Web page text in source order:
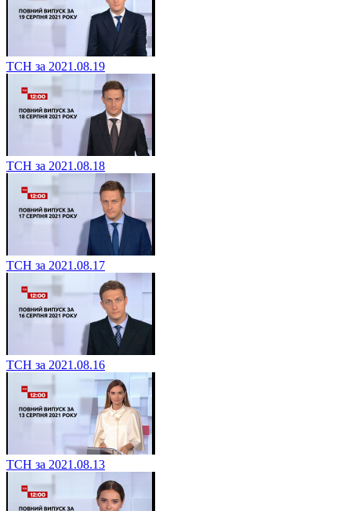
ТСН за 2021.08.19
ТСН за 2021.08.18
ТСН за 2021.08.17
ТСН за 2021.08.16
ТСН за 2021.08.13